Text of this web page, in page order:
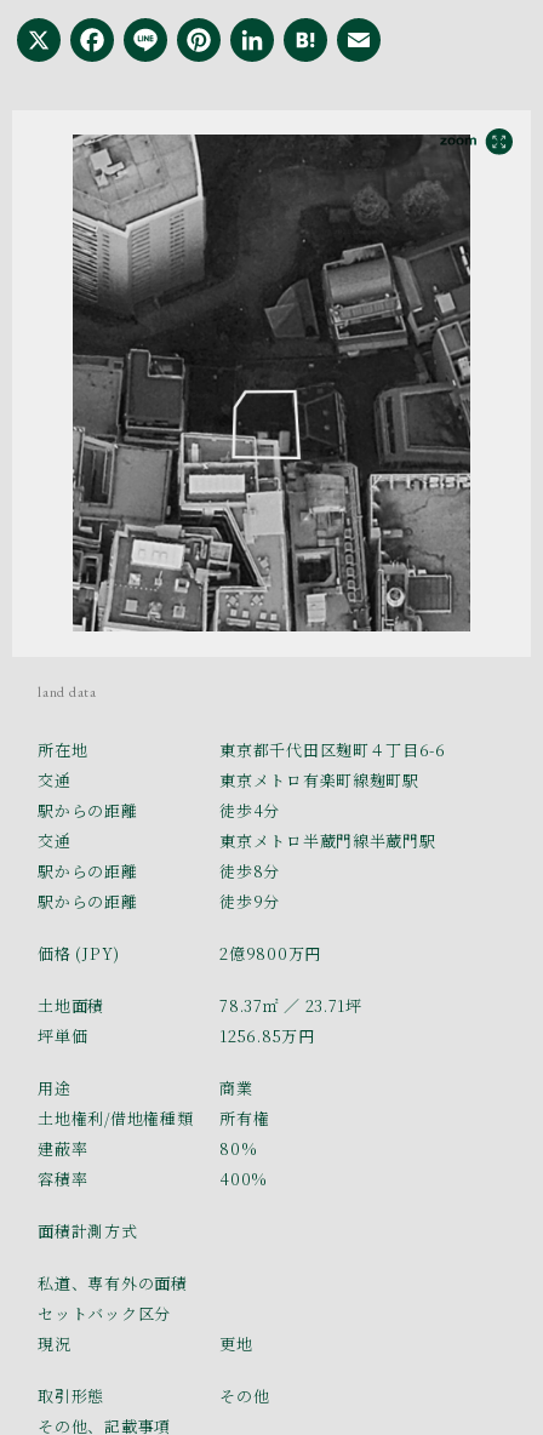
X Facebook
LinePinterest
LinkedIn
Hatena
land data
所在地
東京都千代田区麹町４丁目6-6
交通
東京メトロ有楽町線麹町駅
駅からの距離
徒歩4分
交通
東京メトロ半蔵門線半蔵門駅
駅からの距離
徒歩8分
駅からの距離
徒歩9分
価格 (JPY) 2億9800万円
土地面積 78.37㎡ ／ 23.71坪
坪単価
1256.85万円
用途
商業
土地権利/借地権種類
所有権
建蔽率
80%
容積率
400%
面積計測方式
私道、専有外の面積
セットバック区分
現況
更地
取引形態
その他
その他、記載事項